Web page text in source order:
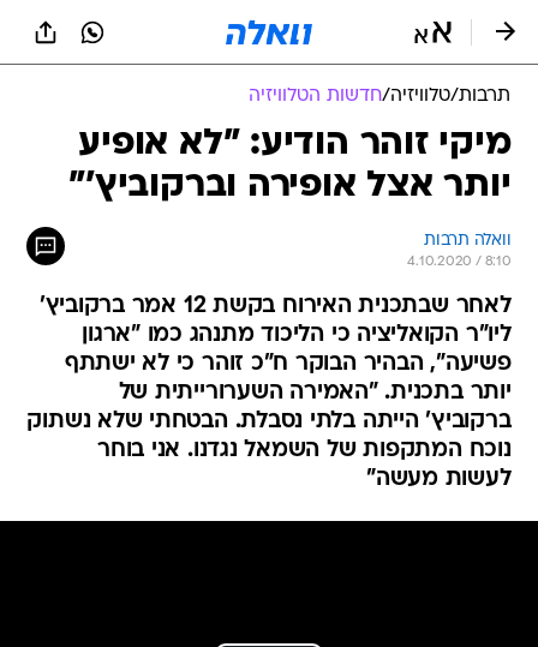
תרבות/טלוויזיה/חדשות הטלוויזיה
מיקי זוהר הודיע: "לא אופיע
יותר אצל אופירה וברקוביץ'"
וואלה תרבות
4.10.2020 / 8:10
לאחר שבתכנית האירוח בקשת 12 אמר ברקוביץ'
ליו"ר הקואליציה כי הליכוד מתנהג כמו "ארגון
פשיעה", הבהיר הבוקר ח"כ זוהר כי לא ישתתף
יותר בתכנית. "האמירה השערורייתית של
ברקוביץ' הייתה בלתי נסבלת. הבטחתי שלא נשתוק
נוכח המתקפות של השמאל נגדנו. אני בוחר
לעשות מעשה"